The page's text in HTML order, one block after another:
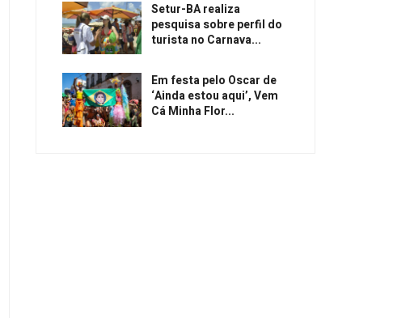
Setur-BA realiza
pesquisa sobre perfil do
turista no Carnava...
Em festa pelo Oscar de
‘Ainda estou aqui’, Vem
Cá Minha Flor...